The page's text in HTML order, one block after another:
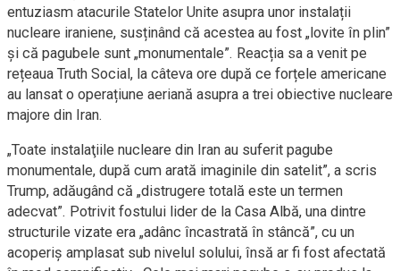
entuziasm atacurile Statelor Unite asupra unor instalații
nucleare iraniene, susținând că acestea au fost „lovite în plin”
și că pagubele sunt „monumentale”. Reacția sa a venit pe
rețeaua Truth Social, la câteva ore după ce forțele americane
au lansat o operațiune aeriană asupra a trei obiective nucleare
majore din Iran.
„Toate instalaţiile nucleare din Iran au suferit pagube
monumentale, după cum arată imaginile din satelit”, a scris
Trump, adăugând că „distrugere totală este un termen
adecvat”. Potrivit fostului lider de la Casa Albă, una dintre
structurile vizate era „adânc încastrată în stâncă”, cu un
acoperiș amplasat sub nivelul solului, însă ar fi fost afectată